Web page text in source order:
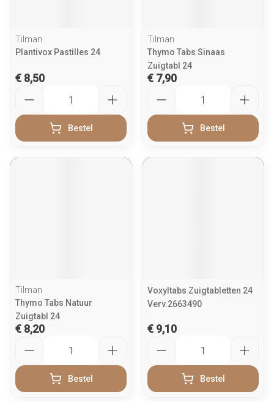
Tilman
Plantivox Pastilles 24
€ 8,50
Bestel
Tilman
Thymo Tabs Sinaas
Zuigtabl 24
€ 7,90
Bestel
Tilman
Thymo Tabs Natuur
Zuigtabl 24
€ 8,20
Bestel
Voxyltabs Zuigtabletten 24
Verv.2663490
€ 9,10
Bestel